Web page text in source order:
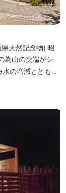
の増減とともに
辺は浮島を廻る
へと続く遊歩道
連れで気軽にご利